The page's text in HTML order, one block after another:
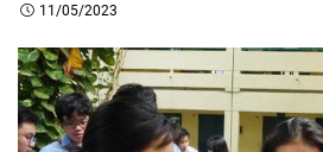
11/05/2023